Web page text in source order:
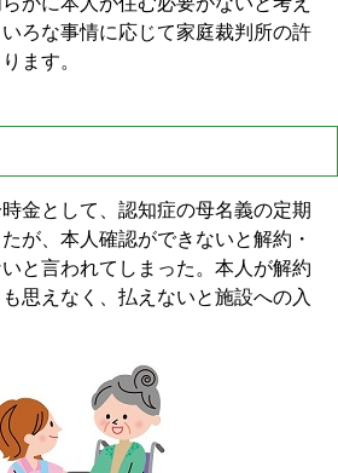
ろな事情に応じて家庭裁判所の許
ます。
金として、認知症の母名義の定期
が、本人確認ができないと解約・
と言われてしまった。本人が解約
思えなく、払えないと施設への入